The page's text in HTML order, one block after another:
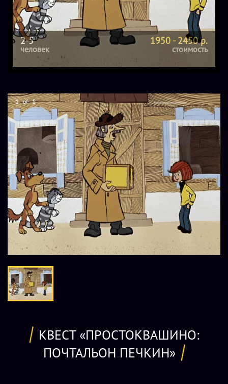
2-5
человек
1950 - 2450 р.
стоимость
1 of 1
КВЕСТ «ПРОСТОКВАШИНО:
ПОЧТАЛЬОН ПЕЧКИН»